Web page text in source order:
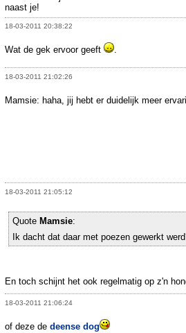
naast je!
18-03-2011 20:38:22
Wat de gek ervoor geeft
.
18-03-2011 21:02:26
Mamsie: haha, jij hebt er duidelijk meer
18-03-2011 21:05:12
Quote Mamsie:
Ik dacht dat daar met poezen gewerkt
En toch schijnt het ook regelmatig op z'n
18-03-2011 21:06:24
of deze de deense dog